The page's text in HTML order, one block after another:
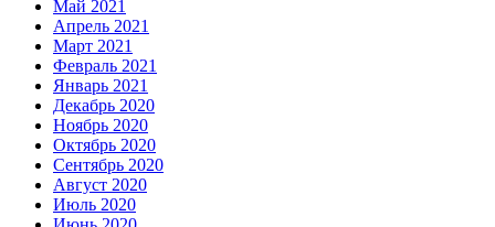
Май 2021
Апрель 2021
Март 2021
Февраль 2021
Январь 2021
Декабрь 2020
Ноябрь 2020
Октябрь 2020
Сентябрь 2020
Август 2020
Июль 2020